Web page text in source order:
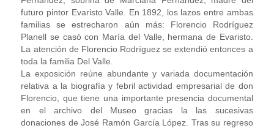
futuro pintor Evaristo Valle. En 1892, los lazos entre ambas
familias se estrecharon aún más: Florencio Rodríguez
Planell se casó con María del Valle, hermana de Evaristo.
La atención de Florencio Rodríguez se extendió entonces a
toda la familia Del Valle.
La exposición reúne abundante y variada documentación
relativa a la biografía y febril actividad empresarial de don
Florencio, que tiene una importante presencia documental
en el archivo del Museo gracias la las sucesivas
donaciones de José Ramón García López. Tras su regreso